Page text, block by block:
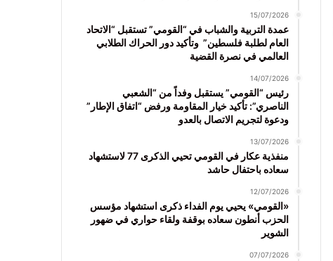
15/07/2026
عمدة التربية والشباب في “القومي” تستقبل “الاتحاد
العام لطلبة فلسطين” وتأكيد دور الحراك الطلابي
العالمي في نصرة القضية
14/07/2026
رئيس “القومي” يستقبل وفداً من “الشعبي
الناصري”: تأكيد خيار المقاومة ورفض “اتفاق الإطار”
ودعوة لتجريم الاتصال بالعدو
13/07/2026
منفذية عكار في القومي تحيي الذكرى 77 لاستشهاد
سعاده باحتفال حاشد
12/07/2026
«القومي» يحيي يوم الفداء ذكرى استشهاد مؤسس
الحزب أنطون سعاده بوقفة ولقاء حواري في ضهور
الشوير
07/07/2026